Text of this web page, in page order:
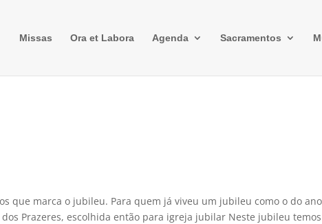
Missas Ora et Labora Agenda Sacramentos
que marca o jubileu. Para quem já viveu um jubileu como o do ano
Prazeres, escolhida então para igreja jubilar Neste jubileu